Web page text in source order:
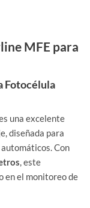
MFE para
Fotocélula
una excelente
diseñada para
Con
, este
en el monitoreo de